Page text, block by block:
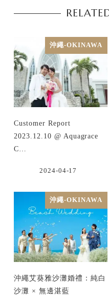
沖繩-OKINAWA
Customer Report
2023.12.10 @ Aquagrace
C…
2024-04-17
沖繩-OKINAWA
沖繩艾葵雅沙灘婚禮：純白
沙灘 × 無邊湛藍